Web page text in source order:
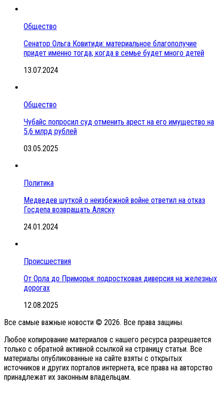
Общество
Сенатор Ольга Ковитиди: материальное благополучие
придет именно тогда, когда в семье будет много детей
13.07.2024
Общество
Чубайс попросил суд отменить арест на его имущество на
5,6 млрд рублей
03.05.2025
Политика
Медведев шуткой о неизбежной войне ответил на отказ
Госдепа возвращать Аляску
24.01.2024
Происшествия
От Орла до Приморья: подростковая диверсия на железных
дорогах
12.08.2025
Все самые важные новости © 2026. Все права защины.
Любое копирование материалов с нашего ресурса разрешается
только с обратной активной ссылкой на страницу статьи. Все
материалы опубликованные на сайте взяты с открытых
источников и других порталов интернета, все права на авторство
принадлежат их законным владельцам.